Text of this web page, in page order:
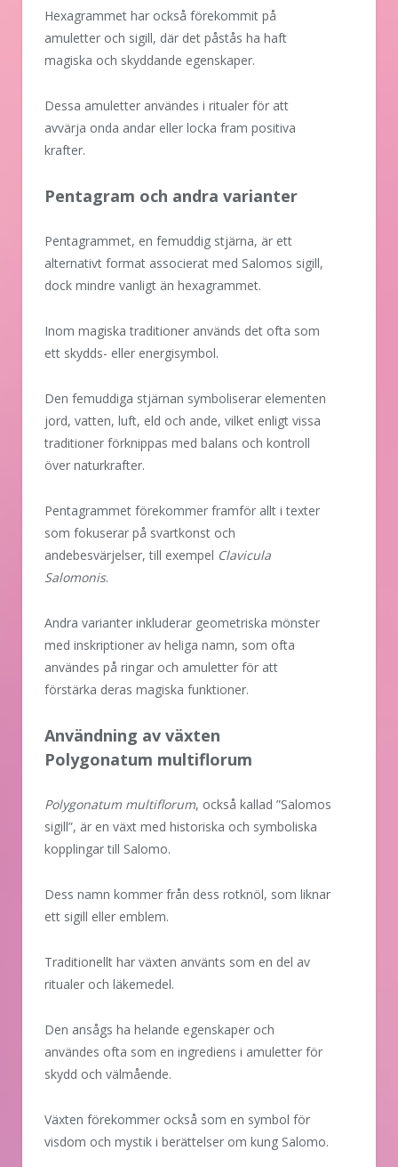
Hexagrammet har också förekommit på
amuletter och sigill, där det påstås ha haft
magiska och skyddande egenskaper.
Dessa amuletter användes i ritualer för att
avvärja onda andar eller locka fram positiva
krafter.
Pentagram och andra varianter
Pentagrammet, en femuddig stjärna, är ett
alternativt format associerat med Salomos sigill,
dock mindre vanligt än hexagrammet.
Inom magiska traditioner används det ofta som
ett skydds- eller energisymbol.
Den femuddiga stjärnan symboliserar elementen
jord, vatten, luft, eld och ande, vilket enligt vissa
traditioner förknippas med balans och kontroll
över naturkrafter.
Pentagrammet förekommer framför allt i texter
som fokuserar på svartkonst och
andebesvärjelser, till exempel Clavicula
Salomonis.
Andra varianter inkluderar geometriska mönster
med inskriptioner av heliga namn, som ofta
användes på ringar och amuletter för att
förstärka deras magiska funktioner.
Användning av växten
Polygonatum multiflorum
Polygonatum multiflorum, också kallad ”Salomos
sigill”, är en växt med historiska och symboliska
kopplingar till Salomo.
Dess namn kommer från dess rotknöl, som liknar
ett sigill eller emblem.
Traditionellt har växten använts som en del av
ritualer och läkemedel.
Den ansågs ha helande egenskaper och
användes ofta som en ingrediens i amuletter för
skydd och välmående.
Växten förekommer också som en symbol för
visdom och mystik i berättelser om kung Salomo.